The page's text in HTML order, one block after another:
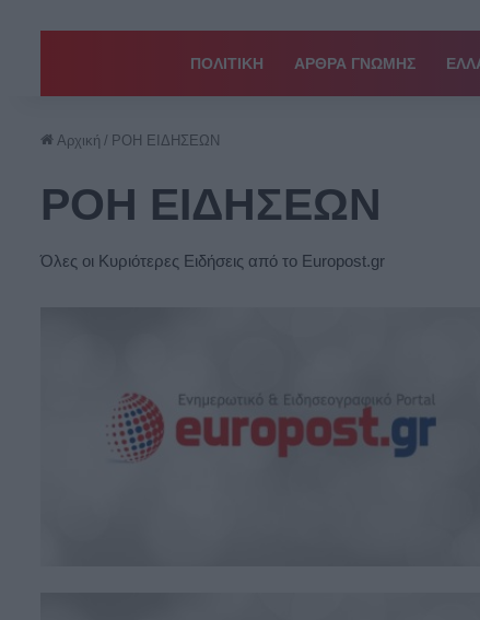
ΠΟΛΙΤΙΚΗ ΑΡΘΡΑ ΓΝΩΜΗΣ
Αρχική / ΡΟΗ ΕΙΔΗΣΕΩΝ
ΡΟΗ ΕΙΔΗΣΕΩΝ
Όλες οι Κυριότερες Ειδήσεις από το Europost.gr